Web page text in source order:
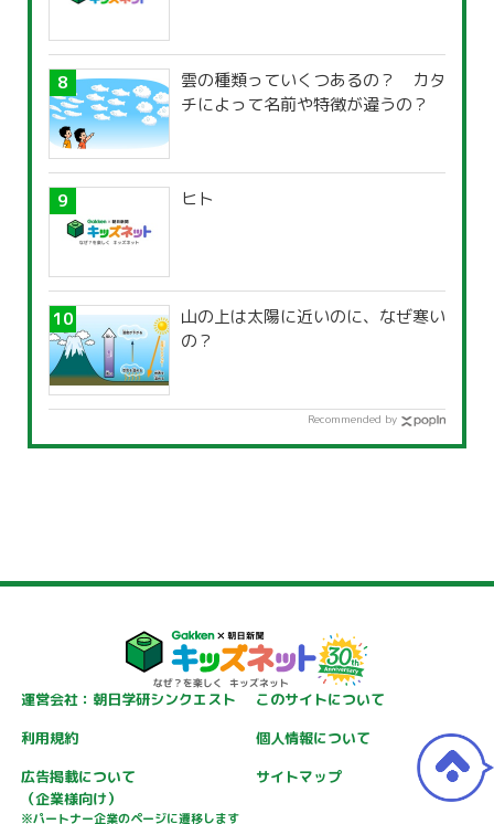
雲の種類っていくつあるの？ カタ
チによって名前や特徴が違うの？
ヒト
山の上は太陽に近いのに、なぜ寒い
の？
Recommended by
運営会社：朝日学研シンクエスト
このサイトについて
利用規約
個人情報について
広告掲載について
（企業様向け）
※パートナー企業のページに遷移します
サイトマップ